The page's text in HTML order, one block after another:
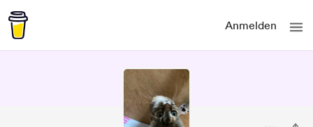
Anmelden